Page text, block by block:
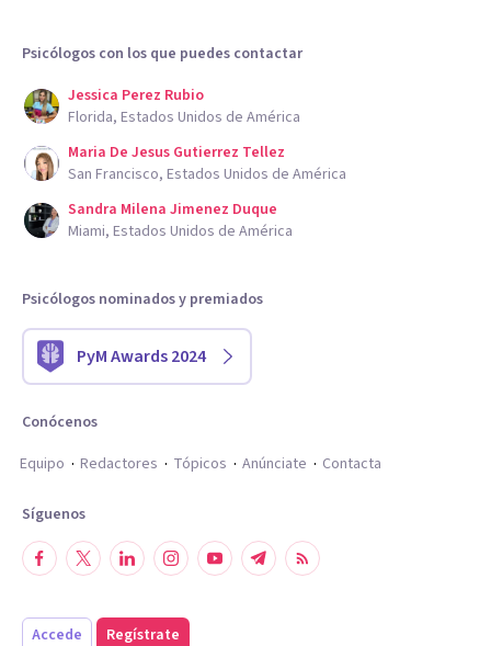
Psicólogos con los que puedes contactar
Jessica Perez Rubio
Florida, Estados Unidos de América
Maria De Jesus Gutierrez Tellez
San Francisco, Estados Unidos de América
Sandra Milena Jimenez Duque
Miami, Estados Unidos de América
Psicólogos nominados y premiados
PyM Awards 2024
Conócenos
Equipo
Redactores Tópicos Anúnciate Contacta
Síguenos
Accede Regístrate